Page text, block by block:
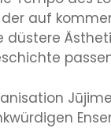
auf
düstere